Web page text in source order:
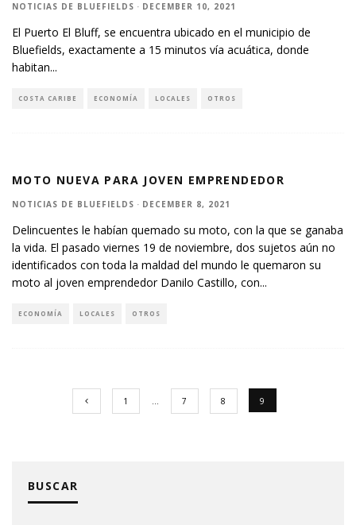
NOTICIAS DE BLUEFIELDS · DECEMBER 10, 2021
El Puerto El Bluff, se encuentra ubicado en el municipio de
Bluefields, exactamente a 15 minutos vía acuática, donde
habitan...
COSTA CARIBE ECONOMÍA LOCALES OTROS
MOTO NUEVA PARA JOVEN EMPRENDEDOR
NOTICIAS DE BLUEFIELDS · DECEMBER 8, 2021
Delincuentes le habían quemado su moto, con la que se ganaba
la vida. El pasado viernes 19 de noviembre, dos sujetos aún no
identificados con toda la maldad del mundo le quemaron su
moto al joven emprendedor Danilo Castillo, con...
ECONOMÍA LOCALES OTROS
1 … 7 8 9
BUSCAR